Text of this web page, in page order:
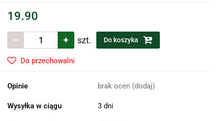
19.90
szt. Do koszyka
Do przechowalni
Opinie brak ocen (dodaj)
Wysyłka w ciągu 3 dni